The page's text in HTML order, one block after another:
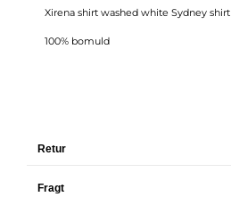
Xirena shirt washed white Sydney shirt
100% bomuld
Retur
Fragt